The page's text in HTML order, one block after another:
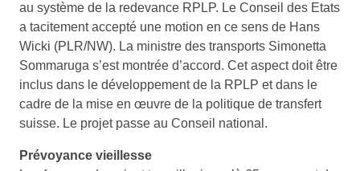
au système de la redevance RPLP. Le Conseil des Etats
a tacitement accepté une motion en ce sens de Hans
Wicki (PLR/NW). La ministre des transports Simonetta
Sommaruga s’est montrée d’accord. Cet aspect doit être
inclus dans le développement de la RPLP et dans le
cadre de la mise en œuvre de la politique de transfert
suisse. Le projet passe au Conseil national.
Prévoyance vieillesse